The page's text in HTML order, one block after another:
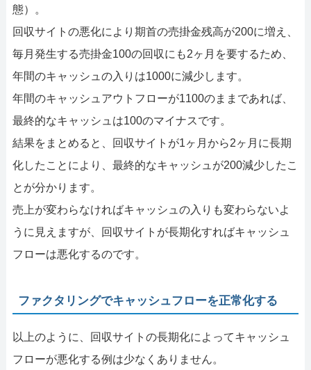
態）。
回収サイトの悪化により期首の売掛金残高が200に増え、
毎月発生する売掛金100の回収にも2ヶ月を要するため、
年間のキャッシュの入りは1000に減少します。
年間のキャッシュアウトフローが1100のままであれば、
最終的なキャッシュは100のマイナスです。
結果をまとめると、回収サイトが1ヶ月から2ヶ月に長期
化したことにより、最終的なキャッシュが200減少したこ
とが分かります。
売上が変わらなければキャッシュの入りも変わらないよ
うに見えますが、回収サイトが長期化すればキャッシュ
フローは悪化するのです。
ファクタリングでキャッシュフローを正常化する
以上のように、回収サイトの長期化によってキャッシュ
フローが悪化する例は少なくありません。